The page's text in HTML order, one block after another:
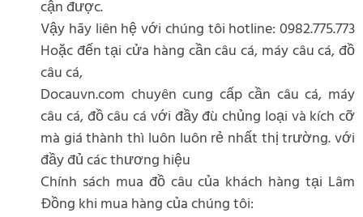
cận được.
Vậy hãy liên hệ với chúng tôi hotline: 0982.775.773
Hoặc đến tại cửa hàng cần câu cá, máy câu cá, đồ
câu cá,
Docauvn.com chuyên cung cấp cần câu cá, máy
câu cá, đồ câu cá với đầy đù chủng loại và kích cỡ
mà giá thành thì luôn luôn rẻ nhất thị trường. với
đầy đủ các thương hiệu
Chính sách mua đồ câu của khách hàng tại Lâm
Đồng khi mua hàng của chúng tôi: